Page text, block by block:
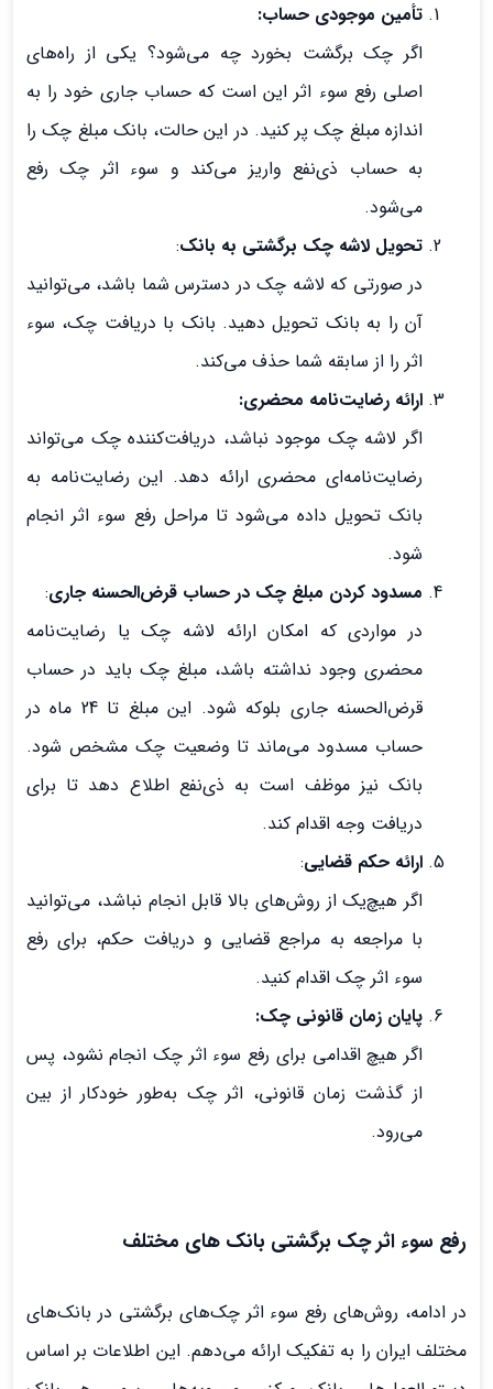
تأمین موجودی حساب:
اگر چک برگشت بخورد چه می‌شود؟ یکی از راه‌های
اصلی رفع سوء اثر این است که حساب جاری خود را به
اندازه مبلغ چک پر کنید. در این حالت، بانک مبلغ چک را
به حساب ذی‌نفع واریز می‌کند و سوء اثر چک رفع
می‌شود.
تحویل لاشه چک برگشتی به بانک:
در صورتی که لاشه چک در دسترس شما باشد، می‌توانید
آن را به بانک تحویل دهید. بانک با دریافت چک، سوء
اثر را از سابقه شما حذف می‌کند.
ارائه رضایت‌نامه محضری:
اگر لاشه چک موجود نباشد، دریافت‌کننده چک می‌تواند
رضایت‌نامه‌ای محضری ارائه دهد. این رضایت‌نامه به
بانک تحویل داده می‌شود تا مراحل رفع سوء اثر انجام
شود.
مسدود کردن مبلغ چک در حساب قرض‌الحسنه جاری:
در مواردی که امکان ارائه لاشه چک یا رضایت‌نامه
محضری وجود نداشته باشد، مبلغ چک باید در حساب
قرض‌الحسنه جاری بلوکه شود. این مبلغ تا 24 ماه در
حساب مسدود می‌ماند تا وضعیت چک مشخص شود.
بانک نیز موظف است به ذی‌نفع اطلاع دهد تا برای
دریافت وجه اقدام کند.
ارائه حکم قضایی:
اگر هیچ‌یک از روش‌های بالا قابل انجام نباشد، می‌توانید
با مراجعه به مراجع قضایی و دریافت حکم، برای رفع
سوء اثر چک اقدام کنید.
پایان زمان قانونی چک:
اگر هیچ اقدامی برای رفع سوء اثر چک انجام نشود، پس
از گذشت زمان قانونی، اثر چک به‌طور خودکار از بین
می‌رود.
رفع سوء اثر چک برگشتی بانک های مختلف
در ادامه، روش‌های رفع سوء اثر چک‌های برگشتی در بانک‌های
مختلف ایران را به تفکیک ارائه می‌دهم. این اطلاعات بر اساس